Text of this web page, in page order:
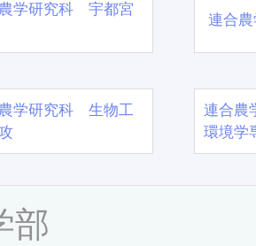
学研究科 宇都宮
連合
学研究科 生物工
連合農
環境学
部